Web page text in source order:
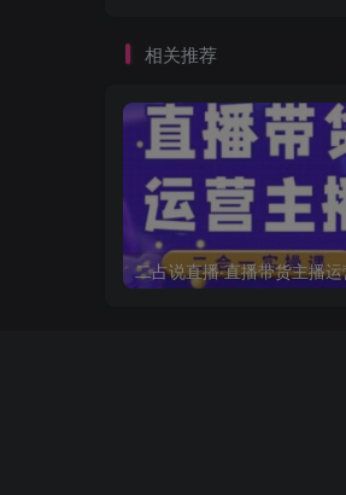
相关推荐